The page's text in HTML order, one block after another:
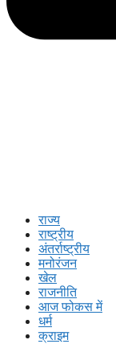
राज्य
राष्ट्रीय
अंतर्राष्ट्रीय
मनोरंजन
खेल
राजनीति
आज फोकस में
धर्म
क्राइम